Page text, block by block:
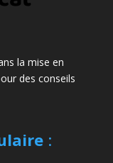
la mise en
des conseils
: